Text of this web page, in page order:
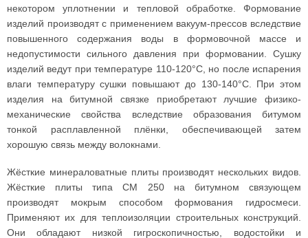
некотором уплотнении и тепловой обработке. Формование
изделий производят с применением вакуум-прессов вследствие
повышенного содержания воды в формовочной массе и
недопустимости сильного давления при формовании. Сушку
изделий ведут при температуре 110-120°С, но после испарения
влаги температуру сушки повышают до 130-140°С. При этом
изделия на битумной связке приобретают лучшие физико-
механические свойства вследствие образования битумом
тонкой расплавленной плёнки, обеспечивающей затем
хорошую связь между волокнами.
Жёсткие минераловатные плиты производят нескольких видов.
Жёсткие плиты типа СМ 250 на битумном связующем
производят мокрым способом формования гидросмеси.
Применяют их для теплоизоляции строительных конструкций.
Они обладают низкой гигроскопичностью, водостойки и